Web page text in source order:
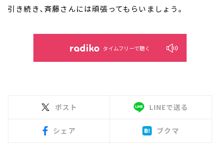
引き続き、斉藤さんには頑張ってもらいましょう。
タイムフリーで聴く
ポスト LINEで送る
シェア ブクマ